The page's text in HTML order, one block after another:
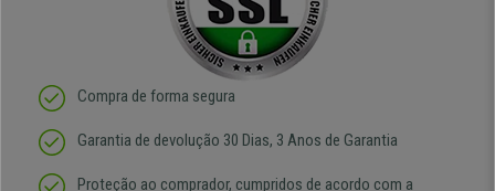
Compra de forma segura
Garantia de devolução 30 Dias, 3 Anos de Garantia
Proteção ao comprador, cumpridos de acordo com a